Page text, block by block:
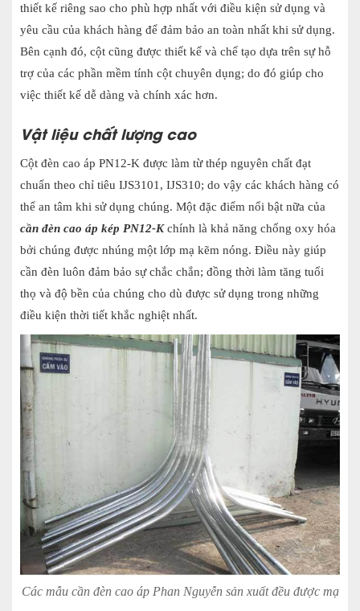
thiết kế riêng sao cho phù hợp nhất với điều kiện sử dụng và
yêu cầu của khách hàng để đảm bảo an toàn nhất khi sử dụng.
Bên cạnh đó, cột cũng được thiết kế và chế tạo dựa trên sự hỗ
trợ của các phần mềm tính cột chuyên dụng; do đó giúp cho
việc thiết kế dễ dàng và chính xác hơn.
Vật liệu chất lượng cao
Cột đèn cao áp PN12-K được làm từ thép nguyên chất đạt
chuẩn theo chỉ tiêu IJS3101, IJS310; do vậy các khách hàng có
thể an tâm khi sử dụng chúng. Một đặc điểm nổi bật nữa của
cần đèn cao áp kép PN12-Kchính là khả năng chống oxy hóa
bởi chúng được nhúng một lớp mạ kẽm nóng. Điều này giúp
cần đèn luôn đảm bảo sự chắc chắn; đồng thời làm tăng tuổi
thọ và độ bền của chúng cho dù được sử dụng trong những
điều kiện thời tiết khắc nghiệt nhất.
Các mẫu cần đèn cao áp Phan Nguyễn sản xuất đều được mạ